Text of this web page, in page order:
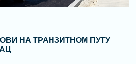
НА ТРАНЗИТНОМ ПУТУ